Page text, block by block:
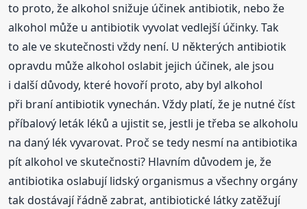
to proto, že alkohol snižuje účinek antibiotik, nebo že
alkohol může u antibiotik vyvolat vedlejší účinky. Tak
to ale ve skutečnosti vždy není. U některých antibiotik
opravdu může alkohol oslabit jejich účinek, ale jsou
i další důvody, které hovoří proto, aby byl alkohol
při braní antibiotik vynechán. Vždy platí, že je nutné číst
příbalový leták léků a ujistit se, jestli je třeba se alkoholu
na daný lék vyvarovat. Proč se tedy nesmí na antibiotika
pít alkohol ve skutečnosti? Hlavním důvodem je, že
antibiotika oslabují lidský organismus a všechny orgány
tak dostávají řádně zabrat, antibiotické látky zatěžují